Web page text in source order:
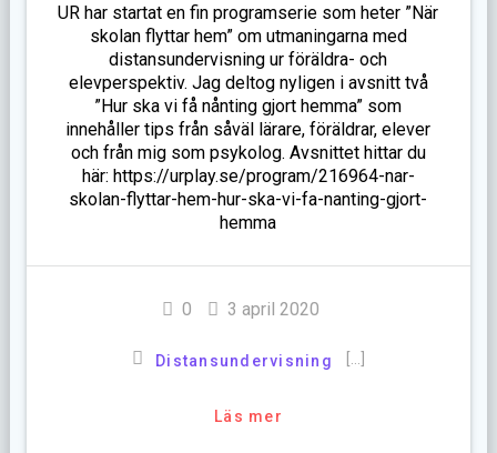
UR har startat en fin programserie som heter ”När
skolan flyttar hem” om utmaningarna med
distansundervisning ur föräldra- och
elevperspektiv. Jag deltog nyligen i avsnitt två
”Hur ska vi få nånting gjort hemma” som
innehåller tips från såväl lärare, föräldrar, elever
och från mig som psykolog. Avsnittet hittar du
här: https://urplay.se/program/216964-nar-
skolan-flyttar-hem-hur-ska-vi-fa-nanting-gjort-
hemma
0 3 april 2020
Distansundervisning […]
Läs mer